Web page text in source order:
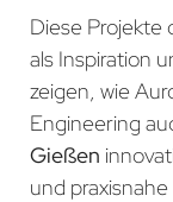
Diese Projekte
als Inspiration
zeigen, wie
Engineering
Gießen
und praxisnahe